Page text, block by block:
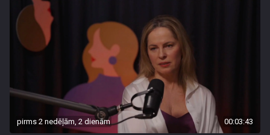
pirms 2 nedēļām, 2 dienām 00:03:43